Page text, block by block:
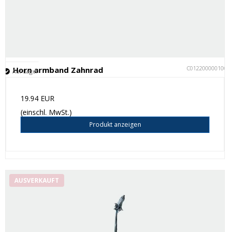
Horn armband Zahnrad C012200000100
Auf Lager
19.94 EUR
(einschl. MwSt.)
Produkt anzeigen
AUSVERKAUFT